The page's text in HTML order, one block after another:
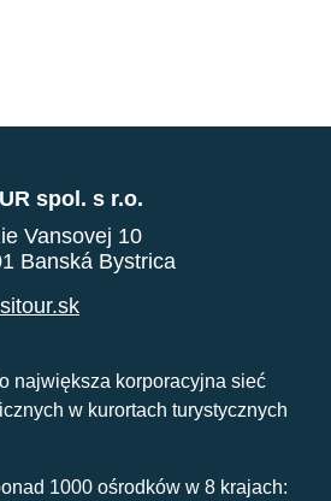
spol. s r.o.
Vansovej 10
Banská Bystrica
największa korporacyjna sieć
w kurortach turystycznych
1000 ośrodków w 8 krajach: